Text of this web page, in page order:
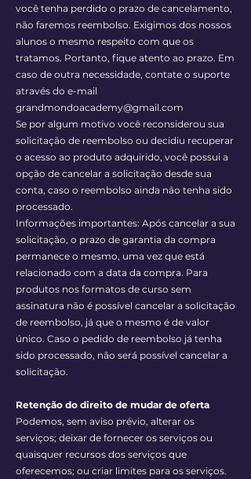
você tenha perdido o prazo de cancelamento,
não faremos reembolso. Exigimos dos nossos
alunos o mesmo respeito com que os
tratamos. Portanto, fique atento ao prazo. Em
caso de outra necessidade, contate o suporte
através do e-mail
grandmondoacademy@gmail.com
Se por algum motivo você reconsiderou sua
solicitação de reembolso ou decidiu recuperar
o acesso ao produto adquirido, você possui a
opção de cancelar a solicitação desde sua
conta, caso o reembolso ainda não tenha sido
processado.
Informações importantes: Após cancelar a sua
solicitação, o prazo de garantia da compra
permanece o mesmo, uma vez que está
relacionado com a data da compra. Para
produtos nos formatos de curso sem
assinatura não é possível cancelar a solicitação
de reembolso, já que o mesmo é de valor
único. Caso o pedido de reembolso já tenha
sido processado, não será possível cancelar a
solicitação.
Retenção do direito de mudar de oferta
Podemos, sem aviso prévio, alterar os
serviços; deixar de fornecer os serviços ou
quaisquer recursos dos serviços que
oferecemos; ou criar limites para os serviços.